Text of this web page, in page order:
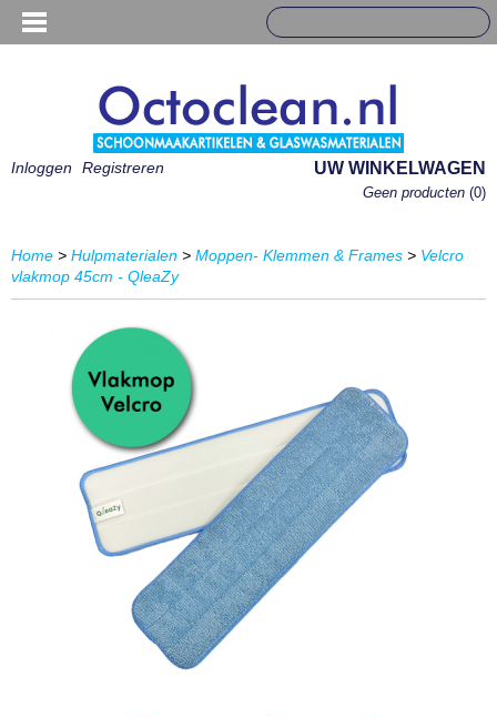
Inloggen Registreren UW WINKELWAGEN
Geen producten (0)
Home > Hulpmaterialen > Moppen- Klemmen & Frames > Velcro
vlakmop 45cm - QleaZy